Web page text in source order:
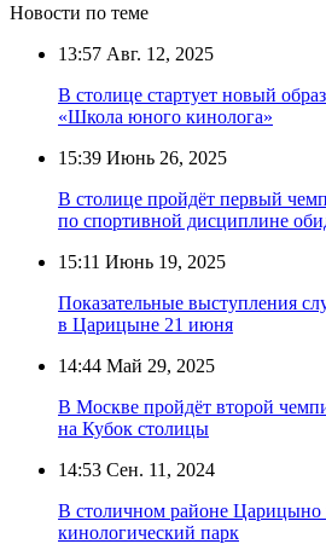
Новости по теме
13:57 Авг. 12, 2025
В столице стартует новый
«Школа юного кинолога»
15:39 Июнь 26, 2025
В столице пройдёт первый
по спортивной дисциплине
15:11 Июнь 19, 2025
Показательные выступления
в Царицыне 21 июня
14:44 Май 29, 2025
В Москве пройдёт второй
на Кубок столицы
14:53 Сен. 11, 2024
В столичном районе Царицыно
кинологический парк